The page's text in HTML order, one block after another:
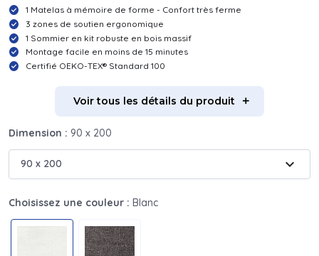
1 Matelas à mémoire de forme - Confort très ferme
3 zones de soutien ergonomique
1 Sommier en kit robuste en bois massif
Montage facile en moins de 15 minutes
Certifié OEKO-TEX® Standard 100
Voir tous les détails du produit
Dimension : 90 x 200
90 x 200 expand_more
Choisissez une couleur : Blanc